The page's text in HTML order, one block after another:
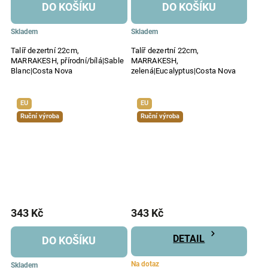
Talíř dezertní 22cm,
MARRAKESH, přírodní/bílá|Sable
Blanc|Costa Nova
Skladem
DO KOŠÍKU
Talíř dezertní 22cm,
MARRAKESH,
zelená|Eucalyptus|Costa Nova
Skladem
DO KOŠÍKU
EU
Ruční výroba
Skladem
343 Kč
DO KOŠÍKU
EU
Ruční výroba
Na dotaz
343 Kč
DETAIL